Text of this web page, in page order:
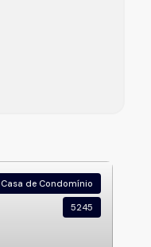
Casa de Condomínio
5245